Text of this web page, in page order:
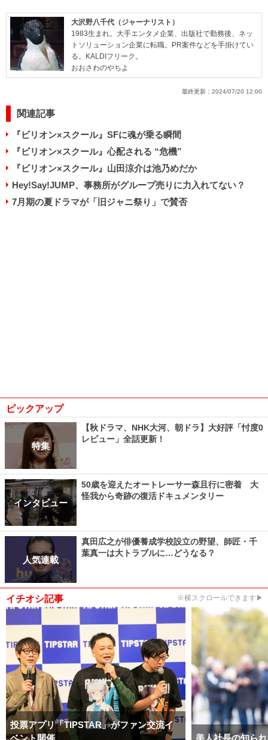
大沢野八千代（ジャーナリスト）
1983生まれ。大手エンタメ企業、出版社で勤務後、ネッ
トソリューション企業に転職。PR案件などを手掛けてい
る。KALDIフリーク。
おおさわのやちよ
最終更新： 2024/07/20 12:00
関連記事
『ビリオン×スクール』SFに魂が乗る瞬間
『ビリオン×スクール』心配される “危機”
『ビリオン×スクール』山田涼介は池乃めだか
Hey!Say!JUMP、事務所がグループ売りに力入れてない？
7月期の夏ドラマが「旧ジャニ祭り」で賛否
ピックアップ
特集
【秋ドラマ、NHK大河、朝ドラ】大好評「忖度0
レビュー」全話更新！
インタビュー
50歳を迎えたオートレーサー森且行に密着 大
怪我から奇跡の復活ドキュメンタリー
人気連載
真田広之が俳優養成学校設立の野望、師匠・千
葉真一は大トラブルに…どうなる？
イチオシ記事 ※横スクロールできます▶
投票アプリ「TIPSTAR」がファン交流イ